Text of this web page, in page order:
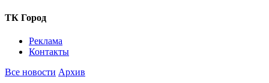
ТК Город
Реклама
Контакты
Все новости Архив